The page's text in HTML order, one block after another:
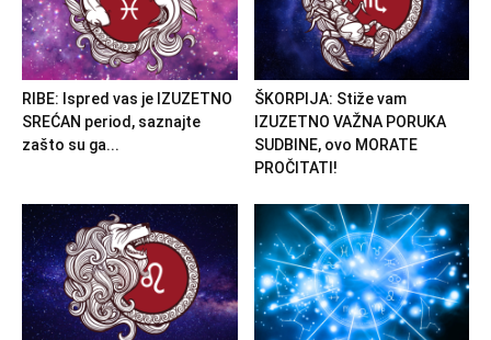
RIBE: Ispred vas je IZUZETNO
SREĆAN period, saznajte
zašto su ga...
ŠKORPIJA: Stiže vam
IZUZETNO VAŽNA PORUKA
SUDBINE, ovo MORATE
PROČITATI!